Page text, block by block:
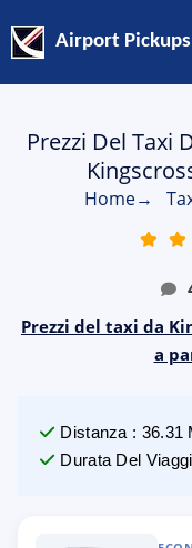
Airport
Prezzi Del Taxi
Home→
Prezzi del taxi da
a
Distanza : 36.31
Durata Del